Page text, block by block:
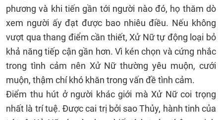
phương và khi tiến gần tới người nào đó, họ thăm dò
xem người ấy đạt được bao nhiêu điều. Nếu không
vượt qua thang điểm cần thiết, Xử Nữ tự động loại bỏ
khả năng tiếp cận gần hơn. Vì kén chọn và cứng nhắc
trong tình cảm nên Xử Nữ thường yêu muộn, cưới
muộn, thậm chí khó khăn trong vấn đề tình cảm.
Điểm thu hút ở người khác giới mà Xử Nữ coi trọng
nhất là trí tuệ. Được cai trị bởi sao Thủy, hành tinh của